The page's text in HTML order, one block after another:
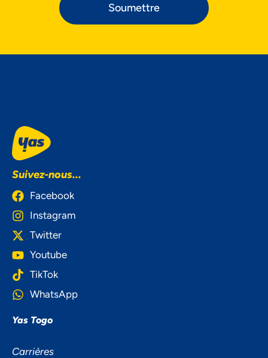
Soumettre
Suivez-nous...
Facebook
Instagram
Twitter
Youtube
TikTok
WhatsApp
Yas Togo
Carrières